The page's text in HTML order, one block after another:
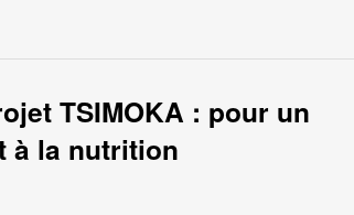
EAH contribuent au relèvement des écoles
TSIMOKA : pour un
à la nutrition